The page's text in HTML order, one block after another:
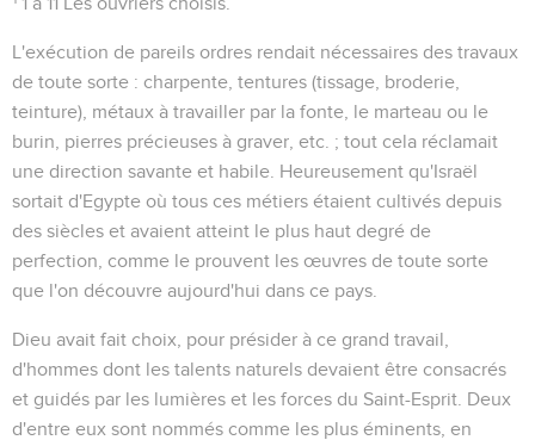
L'exécution de pareils ordres rendait nécessaires des travaux
de toute sorte : charpente, tentures (tissage, broderie,
teinture), métaux à travailler par la fonte, le marteau ou le
burin, pierres précieuses à graver, etc. ; tout cela réclamait
une direction savante et habile. Heureusement qu'Israël
sortait d'Egypte où tous ces métiers étaient cultivés depuis
des siècles et avaient atteint le plus haut degré de
perfection, comme le prouvent les œuvres de toute sorte
que l'on découvre aujourd'hui dans ce pays.
Dieu avait fait choix, pour présider à ce grand travail,
d'hommes dont les talents naturels devaient être consacrés
et guidés par les lumières et les forces du Saint-Esprit. Deux
d'entre eux sont nommés comme les plus éminents, en